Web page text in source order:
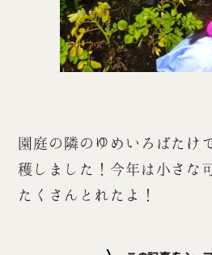
園庭の隣のゆめいろばたけ
穫しました！今年は小さな
たくさんとれたよ！